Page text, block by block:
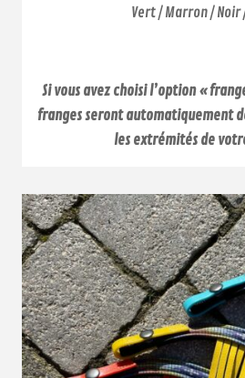
Vert / Marron / Noir
Si vous avez choisi l’option «
franges seront automatiquement
les extrémités de